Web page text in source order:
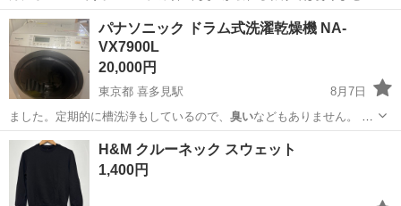
ん。 …
千葉 千葉市 生活家電 商品
パナソニック ドラム式洗濯乾燥機 NA-
VX7900L
20,000円
東京都 喜多見駅
8月7日
ました。定期的に槽洗浄もしているので、 臭いなどもありません。 興
味がある方や、…
東京 世田谷区 喜多見駅 生活家電
H&M クルーネック スウェット
1,400円